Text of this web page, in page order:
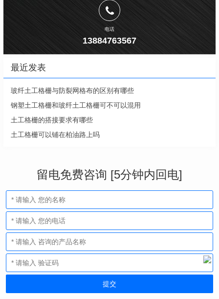
电话
13884763567
最近发表
玻纤土工格栅与防裂网格布的区别有哪些
钢塑土工格栅和玻纤土工格栅可不可以混用
土工格栅的搭接要求有哪些
土工格栅可以铺在柏油路上吗
留电免费咨询 [5分钟内回电]